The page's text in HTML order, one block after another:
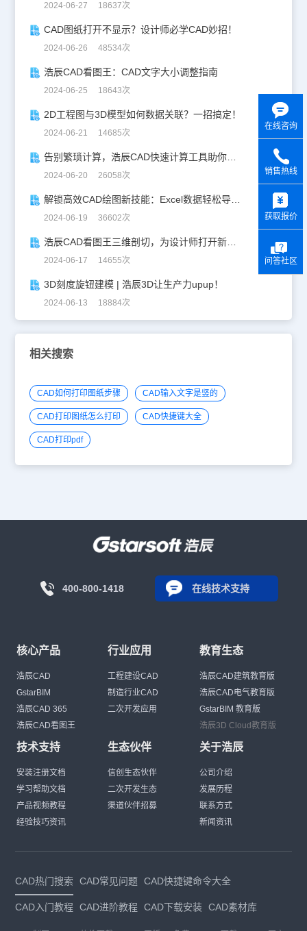
2024-06-27 18637次
CAD图纸打开不显示？设计师必学CAD妙招！
2024-06-26 48534次
浩辰CAD看图王：CAD文字大小调整指南
2024-06-25 18643次
2D工程图与3D模型如何数据关联？一招搞定！
2024-06-21 14685次
告别繁琐计算，浩辰CAD快速计算工具助你一臂之力！
2024-06-20 26058次
解锁高效CAD绘图新技能：Excel数据轻松导入CAD
2024-06-19 36602次
浩辰CAD看图王三维剖切，为设计师打开新世界的大门！
2024-06-17 14655次
3D刻度旋钮建模 | 浩辰3D让生产力upup！
2024-06-13 18884次
相关搜索
CAD如何打印图纸步骤 CAD输入文字是竖的
CAD打印图纸怎么打印 CAD快捷键大全
CAD打印pdf
400-800-1418 在线技术支持
核心产品
浩辰CAD
GstarBIM
浩辰CAD 365
浩辰CAD看图王
行业应用
工程建设CAD
制造行业CAD
二次开发应用
教育生态
浩辰CAD建筑教育版
浩辰CAD电气教育版
GstarBIM 教育版
浩辰3D Cloud教育版
技术支持
安装注册文档
学习帮助文档
产品视频教程
经验技巧资讯
生态伙伴
信创生态伙伴
二次开发生态
渠道伙伴招募
关于浩辰
公司介绍
发展历程
联系方式
新闻资讯
CAD热门搜索 CAD常见问题 CAD快捷键命令大全
CAD入门教程 CAD进阶教程 CAD下载安装 CAD素材库
在线咨询
销售热线
获取报价
问答社区